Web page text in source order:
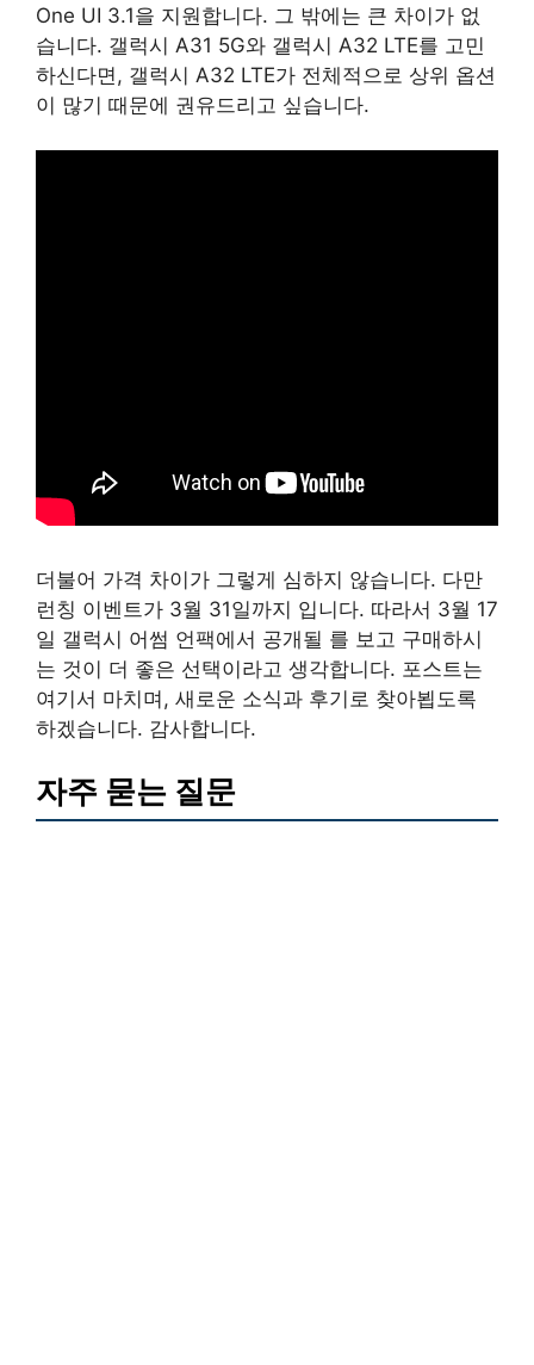
One UI 3.1을 지원합니다. 그 밖에는 큰 차이가 없
습니다. 갤럭시 A31 5G와 갤럭시 A32 LTE를 고민
하신다면, 갤럭시 A32 LTE가 전체적으로 상위 옵션
이 많기 때문에 권유드리고 싶습니다.
더불어 가격 차이가 그렇게 심하지 않습니다. 다만
런칭 이벤트가 3월 31일까지 입니다. 따라서 3월 17
일 갤럭시 어썸 언팩에서 공개될 를 보고 구매하시
는 것이 더 좋은 선택이라고 생각합니다. 포스트는
여기서 마치며, 새로운 소식과 후기로 찾아뵙도록
하겠습니다. 감사합니다.
자주 묻는 질문